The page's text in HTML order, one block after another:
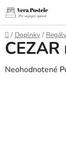
Prejsť
na
obsah
Domov
/ Doplnky /
Priemerné
Neohodnotené